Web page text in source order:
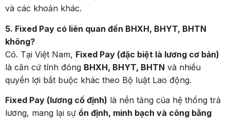
và các khoản khác.
5. Fixed Pay có liên quan đến BHXH, BHYT, BHTN
không?
Có. Tại Việt Nam, Fixed Pay (đặc biệt là lương cơ bản)
là căn cứ tính đóng BHXH, BHYT, BHTN và nhiều
quyền lợi bắt buộc khác theo Bộ luật Lao động.
Fixed Pay (lương cố định) là nền tảng của hệ thống trả
lương, mang lại sự ổn định, minh bạch và công bằng